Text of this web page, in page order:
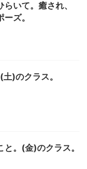
いて。癒され、
ズ。
)のクラス。
。(金)のクラス。